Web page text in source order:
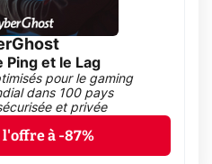
Ping et le Lag
pour le gaming
dans 100 pays
et privée
l'offre à -87%